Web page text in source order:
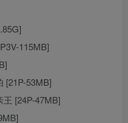
115MB]
[21P-53MB]
[24P-47MB]